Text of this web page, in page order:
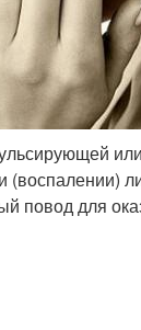
повод для